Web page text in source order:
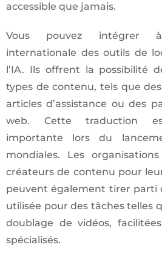
accessible que jamais.
Vous pouvez intégrer
internationale des outils de
l’IA. Ils offrent la possibilité
types de contenu, tels que
articles d’assistance ou des
web. Cette traduction
importante lors du
mondiales. Les
créateurs de contenu pour
peuvent également tirer parti
utilisée pour des tâches telles
doublage de vidéos,
spécialisés.